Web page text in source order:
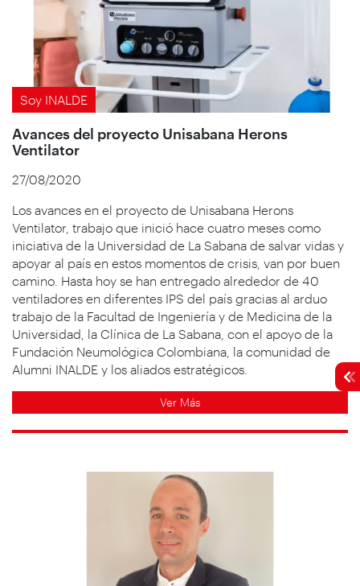
Soy INALDE
Avances del proyecto Unisabana Herons
Ventilator
27/08/2020
Los avances en el proyecto de Unisabana Herons
Ventilator, trabajo que inició hace cuatro meses como
iniciativa de la Universidad de La Sabana de salvar vidas y
apoyar al país en estos momentos de crisis, van por buen
camino. Hasta hoy se han entregado alrededor de 40
ventiladores en diferentes IPS del país gracias al arduo
trabajo de la Facultad de Ingeniería y de Medicina de la
Universidad, la Clínica de La Sabana, con el apoyo de la
Fundación Neumológica Colombiana, la comunidad de
Alumni INALDE y los aliados estratégicos.
Ver Más